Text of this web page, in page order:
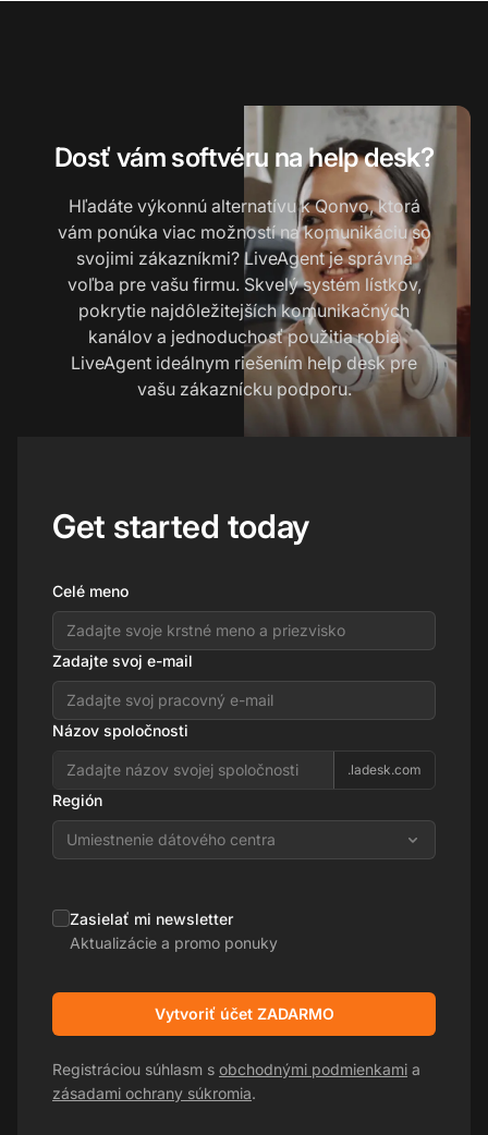
Dosť vám softvéru na help desk?
Hľadáte výkonnú alternatívu k Qonvo, ktorá
vám ponúka viac možností na komunikáciu so
svojimi zákazníkmi? LiveAgent je správna
voľba pre vašu firmu. Skvelý systém lístkov,
pokrytie najdôležitejších komunikačných
kanálov a jednoduchosť použitia robia
LiveAgent ideálnym riešením help desk pre
vašu zákaznícku podporu.
Get started today
Celé meno
Zadajte svoj e-mail
Názov spoločnosti
.ladesk.com
Región
Umiestnenie dátového centra
Zasielať mi newsletter
Aktualizácie a promo ponuky
Vytvoriť účet ZADARMO
Registráciou súhlasm s obchodnými podmienkami a
zásadami ochrany súkromia.